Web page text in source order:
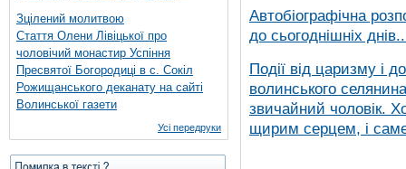
Зцілений молитвою
Стаття Олени Лівіцької про
чоловічий монастир Успіння
Пресвятої Богородиці в с. Сокіл
Рожищанського деканату на сайті
Волинської газети
Усі передруки
Автобіографічна
до сьогоднішніх
Події від царизму і
волинського
звичайний чоловік.
щирим серцем, і